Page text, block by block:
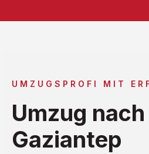
UMZUGSPROFI MIT
Umzug nach
Gaziantep